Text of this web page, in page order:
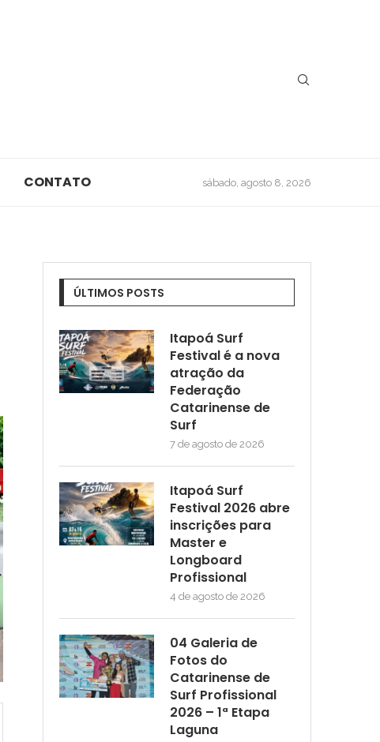
CONTATO sábado, agosto 8, 2026
ÚLTIMOS POSTS
Itapoá Surf
Festival é a nova
atração da
Federação
Catarinense de
Surf
7 de agosto de 2026
Itapoá Surf
Festival 2026 abre
inscrições para
Master e
Longboard
Profissional
4 de agosto de 2026
04 Galeria de
Fotos do
Catarinense de
Surf Profissional
2026 – 1ª Etapa
Laguna